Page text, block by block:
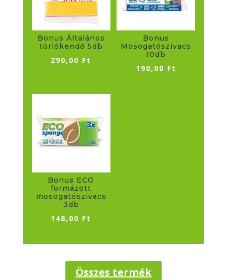
Bonus Általános
törlőkendő 5db
290,00 Ft
Bonus
Mosogatószivacs
10db
190,00 Ft
Bonus ECO
formázott
mosogatószivacs
3db
148,00 Ft
Összes termék